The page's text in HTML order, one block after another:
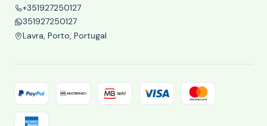
+351927250127
351927250127
Lavra, Porto, Portugal